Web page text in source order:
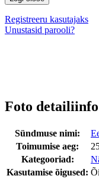
Registreeru kasutajaks
Unustasid parooli?
Foto detailiinfo
Sündmuse nimi:
Toimumise aeg:
Kategooriad:
Kasutamise õigused: